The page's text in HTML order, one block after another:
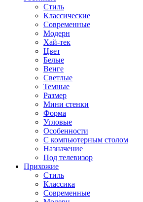
Стиль
Классические
Современные
Модерн
Хай-тек
Цвет
Белые
Венге
Светлые
Темные
Размер
Мини стенки
Форма
Угловые
Особенности
С компьютерным столом
Назначение
Под телевизор
Прихожие
Стиль
Классика
Современные